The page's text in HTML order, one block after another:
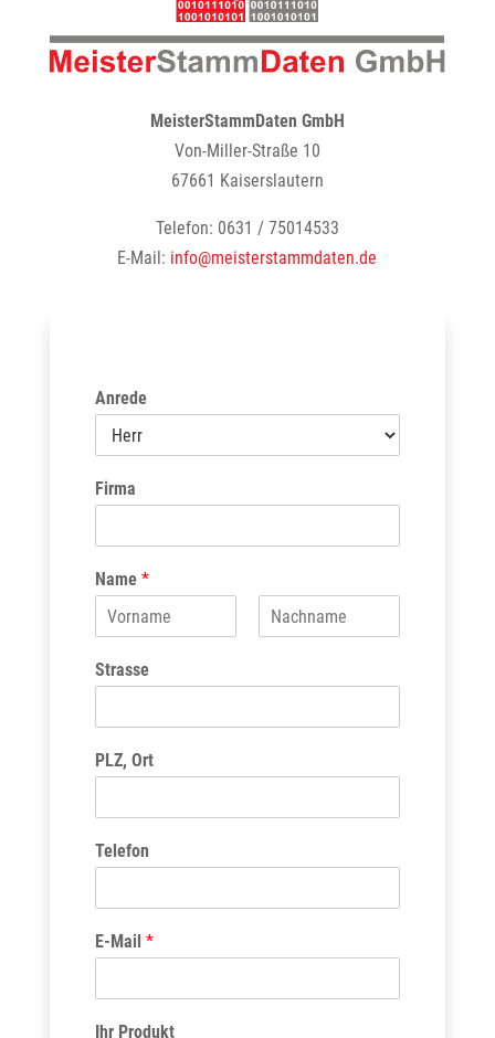
MeisterStammDaten GmbH
Von-Miller-Straße 10
67661 Kaiserslautern
Telefon: 0631 / 75014533
E-Mail: info@meisterstammdaten.de
Anrede
Firma
Name *
o
r
m
e
a
Strasse
PLZ, Ort
Telefon
E-Mail *
Ihr Produkt